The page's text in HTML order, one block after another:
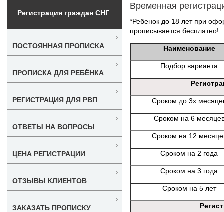
Временная
*Ребенок до 18 лет при
прописывается бесплатно!
Наименование
Подбор варианта
Сроком до 3х
Сроком на 6
Сроком на 12
Сроком на 2 года
Сроком на 3 года
Сроком на 5 лет
Регистрация граждан СНГ
ПОСТОЯННАЯ ПРОПИСКА
ПРОПИСКА ДЛЯ РЕБЁНКА
РЕГИСТРАЦИЯ ДЛЯ РВП
ОТВЕТЫ НА ВОПРОСЫ
ЦЕНА РЕГИСТРАЦИИ
ОТЗЫВЫ КЛИЕНТОВ
ЗАКАЗАТЬ ПРОПИСКУ